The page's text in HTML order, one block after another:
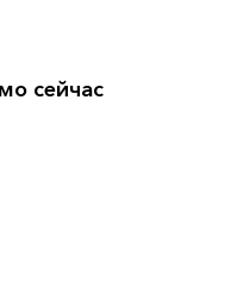
сейчас